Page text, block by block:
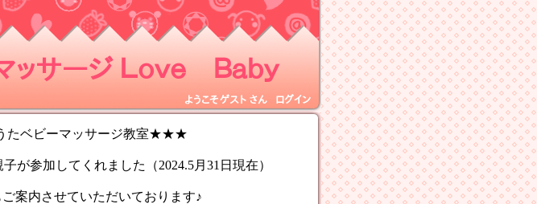
ようこそゲスト さん ログイン
サージ Ｌｏｖｅ Ｂａｂｙ
ビーマッサージ教室★★★
参加してくれました（2024.5月31日現在）
案内させていただいております♪